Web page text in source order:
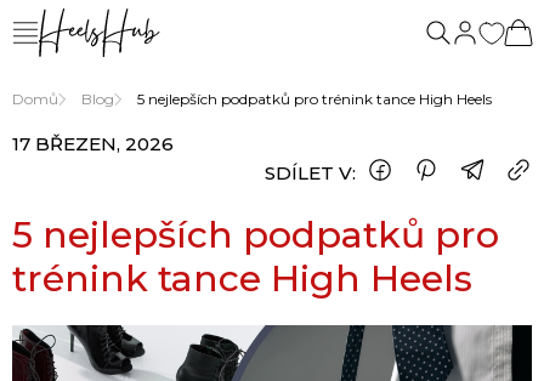
Domů Blog 5 nejlepších podpatků pro trénink tance High Heels
17 BŘEZEN, 2026
SDÍLET V:
5 nejlepších podpatků pro
trénink tance High Heels